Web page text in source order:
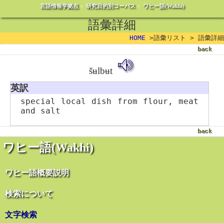
言語情報学拠点> 研究目的別コーパス> ワヒー語(Wakhi)
ワヒー語(Wakhi)
ワヒー語概要説明
検索について
文字検索
語彙詳細
HOME >語彙リスト > 語彙詳細
šʉlbʉt
英訳
special local dish from flour, meat
and salt